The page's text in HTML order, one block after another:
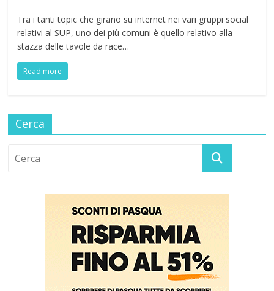
Tra i tanti topic che girano su internet nei vari gruppi social
relativi al SUP, uno dei più comuni è quello relativo alla
stazza delle tavole da race…
Read more
Cerca